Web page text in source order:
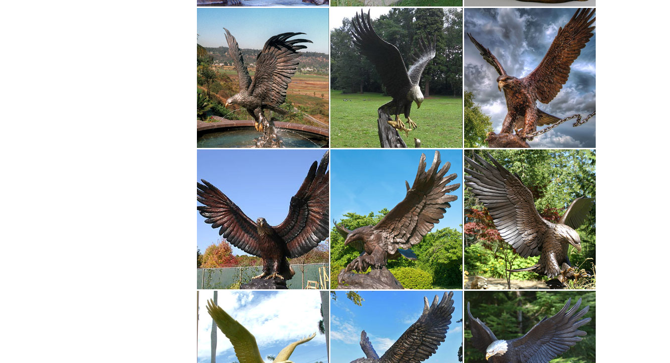
Сувениры в виде статуэтки собаки в интернет-магазине…
Эксклюзивные подарки » Статуэтки Собак – Символ 2018. Сувенирные статуэтки собак. Статуэтка Большой Йоркшир арт. 240N.
Цена: 10 950 руб. Купить.
Статуэтки в Чебоксарах – Декор. Статуэтки в Чебоксарах.
Статуэтки в Чебоксарах. Доставка люстр и мебели в Чебоксары. 30 000 люстр и светильников. 6 000 предметов мебели – для
Вас.Декоративные (1449).
Фигурка со стразами "собака" 26*20*32 см. (276-144) Китай Фарфор
Мы принимаем. Посмотрите: Статуэтки собак, Символ Нового Года 2018, Фигурки животных, Фигурки собак Бренд: Hangzhou
Jinding Import & Export Co. Ltd.Статуэтка "такса"… 24 062 Р22 692 Р. Фигурка декоративная…
Статуэтки – символ 2018 года – Собака – покупайте в Москве по…
Приобрести товары из раздела Статуэтки – символ 2018 года – Собака, по низкой | оптовой цене можно в нашем интернет –
магазине Фабрика Желаний.Восточные наборы для суши, чая и саке. Фен-Шуй статуэтки, декоративные изделия.
Статуэтки, фигурки в Чебоксарах: интернет-магазины…
Предложения рубрики "Статуэтки, фигурки" в Чебоксарах. Сравнить цены и выгодно купить у надежных поставщиков.Для тега
«Статуэтки, фигурки» в Чебоксарах найдено 259 предложений от 3 компаний.
Фигурки собак символ 2018 года купить в Москве…
Цена 1 999 руб. Купить. -50% Артикул: 60072 Статуэтка собаки Боксер в галстуке.Подсвечники. Свечи парафиновые, восковые.
Статуэтки, декоративные фигурки.